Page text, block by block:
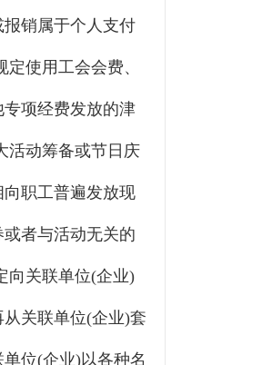
销属于个人支付
定使用工会会费、
项经费发放的津
活动筹备或节日庆
职工普遍发放现
者与活动无关的
向关联单位(企业)
关联单位(企业)套
位(企业)以各种名